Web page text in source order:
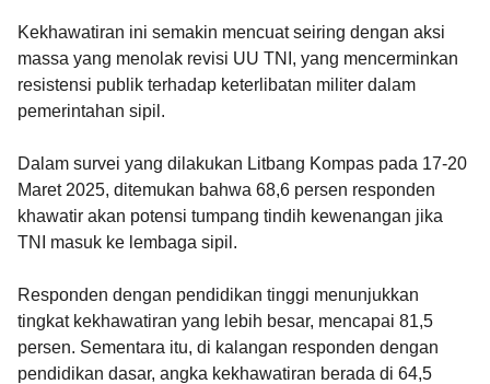
Kekhawatiran ini semakin mencuat seiring dengan aksi
massa yang menolak revisi UU TNI, yang mencerminkan
resistensi publik terhadap keterlibatan militer dalam
pemerintahan sipil.
Dalam survei yang dilakukan Litbang Kompas pada 17-20
Maret 2025, ditemukan bahwa 68,6 persen responden
khawatir akan potensi tumpang tindih kewenangan jika
TNI masuk ke lembaga sipil.
Responden dengan pendidikan tinggi menunjukkan
tingkat kekhawatiran yang lebih besar, mencapai 81,5
persen. Sementara itu, di kalangan responden dengan
pendidikan dasar, angka kekhawatiran berada di 64,5